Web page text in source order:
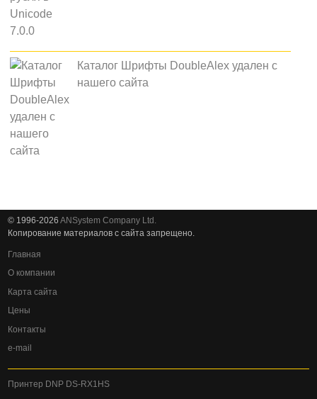
Каталог Шрифты DoubleAlex удален с
нашего сайта
© 1996-2026ANSystem Company Ltd.
Копирование материалов с сайта запрещено.
Главная
О компании
Карта сайта
Цены
Контакты
e-mail
Принтер DNP DS-RX1HS